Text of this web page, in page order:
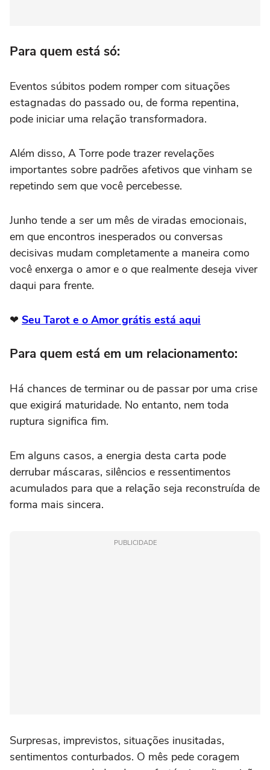
Para quem está só:
Eventos súbitos podem romper com situações
estagnadas do passado ou, de forma repentina,
pode iniciar uma relação transformadora.
Além disso, A Torre pode trazer revelações
importantes sobre padrões afetivos que vinham se
repetindo sem que você percebesse.
Junho tende a ser um mês de viradas emocionais,
em que encontros inesperados ou conversas
decisivas mudam completamente a maneira como
você enxerga o amor e o que realmente deseja viver
daqui para frente.
❤ Seu Tarot e o Amor grátis está aqui
Para quem está em um relacionamento:
Há chances de terminar ou de passar por uma crise
que exigirá maturidade. No entanto, nem toda
ruptura significa fim.
Em alguns casos, a energia desta carta pode
derrubar máscaras, silêncios e ressentimentos
acumulados para que a relação seja reconstruída de
forma mais sincera.
PUBLICIDADE
Surpresas, imprevistos, situações inusitadas,
sentimentos conturbados. O mês pede coragem